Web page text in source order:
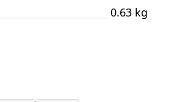
0.63 kg